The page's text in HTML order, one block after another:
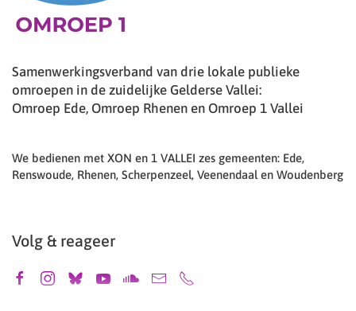
Samenwerkingsverband van drie lokale publieke
omroepen in de zuidelijke Gelderse Vallei:
Omroep Ede, Omroep Rhenen en Omroep 1 Vallei
We bedienen met XON en 1 VALLEI zes gemeenten: Ede,
Renswoude, Rhenen, Scherpenzeel, Veenendaal en Woudenberg
Volg & reageer